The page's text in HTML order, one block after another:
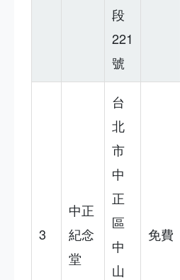
段
221
號
3
中正
紀念
堂
台
北
市
中
正
區
中
山
免費